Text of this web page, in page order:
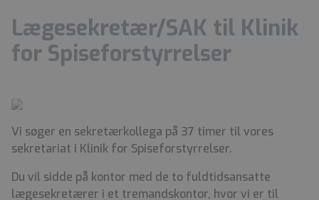
Lægesekretær/SAK til Klinik
for Spiseforstyrrelser
Vi søger en sekretærkollega på 37 timer til vores
sekretariat i Klinik for Spiseforstyrrelser.
Du vil sidde på kontor med de to fuldtidsansatte
lægesekretærer i et tremandskontor, hvor vi er til